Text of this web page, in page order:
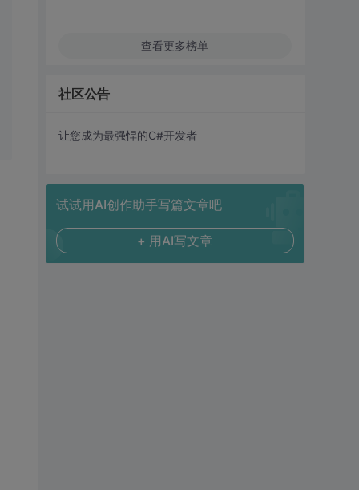
查看更多榜单
社区公告
让您成为最强悍的C#开发者
试试用AI创作助手写篇文章吧
+ 用AI写文章